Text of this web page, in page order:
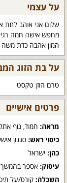
על עצמי
שלום אני אוהב לתת
מחפש אישה חמה
המון אהבה כדת משה
על בת הזוג
טרם הוזן טקסט
פרטים אישיים
מראה: חמוד, גוף
כיסוי ראש: סגנון
כהן: ישראל
עיסוק: אספר בהמשך
השכלה: קורס/על